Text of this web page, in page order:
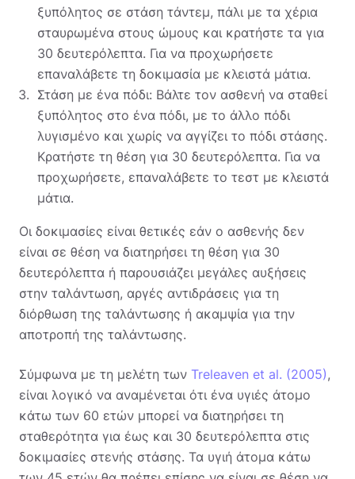
ξυπόλητος σε στάση τάντεμ, πάλι με τα χέρια
σταυρωμένα στους ώμους και κρατήστε τα για
30 δευτερόλεπτα. Για να προχωρήσετε
επαναλάβετε τη δοκιμασία με κλειστά μάτια.
Στάση με ένα πόδι: Βάλτε τον ασθενή να σταθεί
ξυπόλητος στο ένα πόδι, με το άλλο πόδι
λυγισμένο και χωρίς να αγγίζει το πόδι στάσης.
Κρατήστε τη θέση για 30 δευτερόλεπτα. Για να
προχωρήσετε, επαναλάβετε το τεστ με κλειστά
μάτια.
Οι δοκιμασίες είναι θετικές εάν ο ασθενής δεν
είναι σε θέση να διατηρήσει τη θέση για 30
δευτερόλεπτα ή παρουσιάζει μεγάλες αυξήσεις
στην ταλάντωση, αργές αντιδράσεις για τη
διόρθωση της ταλάντωσης ή ακαμψία για την
αποτροπή της ταλάντωσης.
Σύμφωνα με τη μελέτη των Treleaven et al. (2005),
είναι λογικό να αναμένεται ότι ένα υγιές άτομο
κάτω των 60 ετών μπορεί να διατηρήσει τη
σταθερότητα για έως και 30 δευτερόλεπτα στις
δοκιμασίες στενής στάσης. Τα υγιή άτομα κάτω